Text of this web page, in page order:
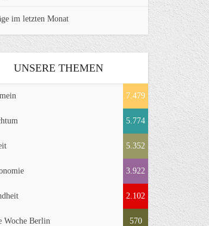
im letzten Monat
UNSERE THEMEN
7.479
5.774
5.352
3.922
2.102
Woche Berlin 570